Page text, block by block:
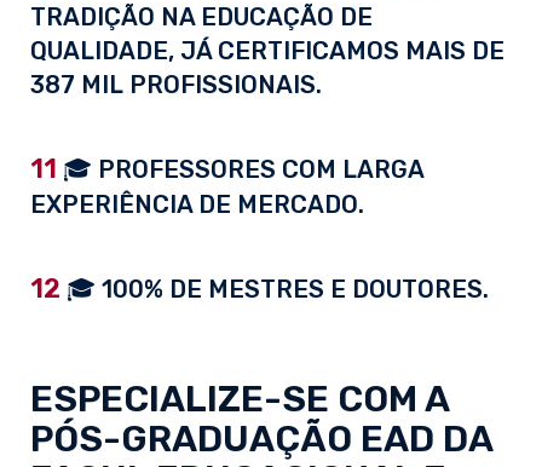
TRADIÇÃO NA EDUCAÇÃO DE
QUALIDADE, JÁ CERTIFICAMOS MAIS DE
387 MIL PROFISSIONAIS.
11 🎓 PROFESSORES COM LARGA
EXPERIÊNCIA DE MERCADO.
12 🎓 100% DE MESTRES E DOUTORES.
ESPECIALIZE-SE COM A
PÓS-GRADUAÇÃO EAD DA